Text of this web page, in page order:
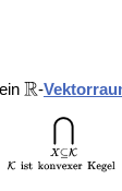
-